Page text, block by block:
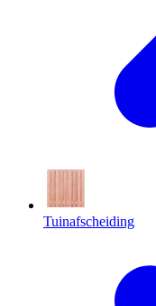
Tuinafscheiding